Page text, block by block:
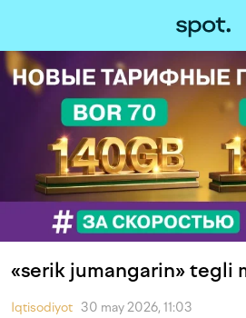
«serik jumangarin» tegli
Iqtisodiyot 30 may 2026, 11:03